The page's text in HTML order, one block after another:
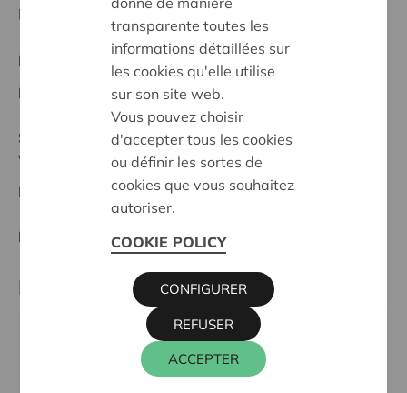
participer à part entière, égale et active à la société
Projet régional
Date de début:26/05/2025
Statut:
Vlaamse Ardennen
Date de décision:26/05/2025
Décision: Approuvé
Partenaire
TEATERPUNT, VAARTSTRAAT 29, 9870 ZULTE
www.teaterpunt.be
transparente toutes les
informations détaillées sur
les cookies qu'elle utilise
sur son site web.
Vous pouvez choisir
d'accepter tous les cookies
ou définir les sortes de
cookies que vous souhaitez
autoriser.
COOKIE POLICY
ACCEPTER
REFUSER
CONFIGURER